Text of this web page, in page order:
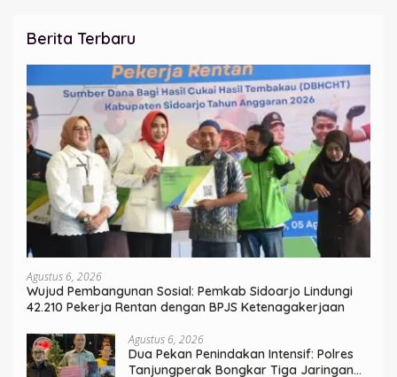
Berita Terbaru
Agustus 6, 2026
Wujud Pembangunan Sosial: Pemkab Sidoarjo Lindungi
42.210 Pekerja Rentan dengan BPJS Ketenagakerjaan
Agustus 6, 2026
Dua Pekan Penindakan Intensif: Polres
Tanjungperak Bongkar Tiga Jaringan